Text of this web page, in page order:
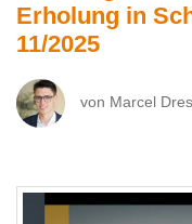
Erholung in
11/2025
von Marcel